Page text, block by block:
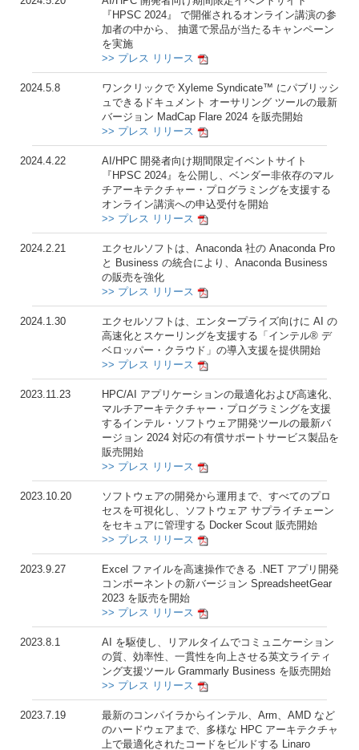
『HPSC 2024』 で開催されるオンライン講演の参
加者の中から、 抽選で景品が当たるキャンペーン
を実施
>> プレス リリース
2024.5.8
ワンクリックで Xyleme Syndicate™ にパブリッシ
ュできるドキュメント オーサリング ツールの最新
バージョン MadCap Flare 2024 を販売開始
>> プレス リリース
2024.4.22
AI/HPC 開発者向け期間限定イベントサイト
『HPSC 2024』を公開し、ベンダー非依存のマル
チアーキテクチャー・プログラミングを支援する
オンライン講演への申込受付を開始
>> プレス リリース
2024.2.21
エクセルソフトは、Anaconda 社の Anaconda Pro
と Business の統合により、Anaconda Business
の販売を強化
>> プレス リリース
2024.1.30
エクセルソフトは、エンタープライズ向けに AI の
高速化とスケーリングを支援する「インテル® デ
ベロッパー・クラウド」の導入支援を提供開始
>> プレス リリース
2023.11.23
HPC/AI アプリケーションの最適化および高速化、
マルチアーキテクチャー・プログラミングを支援
するインテル・ソフトウェア開発ツールの最新バ
ージョン 2024 対応の有償サポートサービス製品を
販売開始
>> プレス リリース
2023.10.20
ソフトウェアの開発から運用まで、すべてのプロ
セスを可視化し、ソフトウェア サプライチェーン
をセキュアに管理する Docker Scout 販売開始
>> プレス リリース
2023.9.27
Excel ファイルを高速操作できる .NET アプリ開発
コンポーネントの新バージョン SpreadsheetGear
2023 を販売を開始
>> プレス リリース
2023.8.1
AI を駆使し、リアルタイムでコミュニケーション
の質、効率性、一貫性を向上させる英文ライティ
ング支援ツール Grammarly Business を販売開始
>> プレス リリース
2023.7.19
最新のコンパイラからインテル、Arm、AMD など
のハードウェアまで、多様な HPC アーキテクチャ
上で最適化されたコードをビルドする Linaro